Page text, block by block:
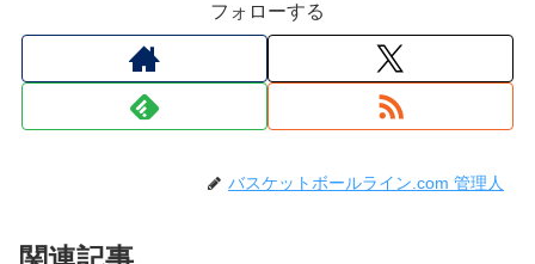
フォローする
バスケットボールライン.com 管理人